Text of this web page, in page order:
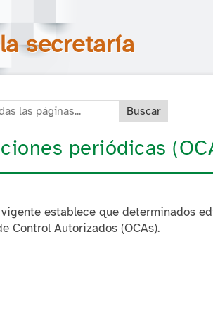
secretaría
las páginas:
periódicas
establece que determinados
Control Autorizados (OCAs).